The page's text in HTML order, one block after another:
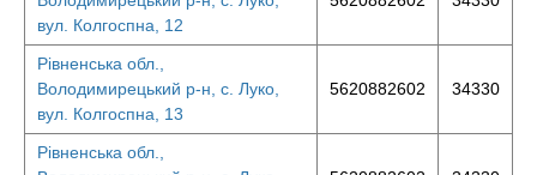
вул. Колгоспна, 12
Рівненська обл.,
Володимирецький р-н, с. Луко,
вул. Колгоспна, 13
5620882602 34330
Рівненська обл.,